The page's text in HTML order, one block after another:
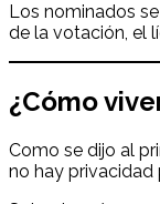
Los nominados
de la votación, el
¿Cómo
Como se dijo al
no hay privacidad